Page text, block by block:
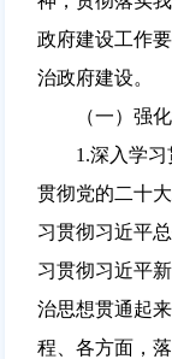
政府建设工作
治政府建设。
（一）强化
1.深入学习贯
贯彻党的二十
习贯彻习近平
习贯彻习近平
治思想贯通起
程、各方面，